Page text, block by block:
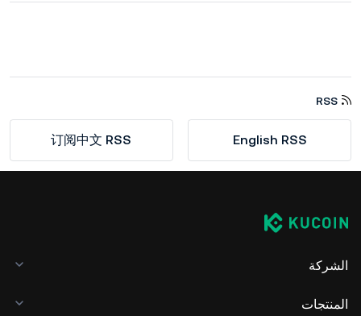
RSS
English RSS
订阅中文 RSS
الشركة
المنتجات